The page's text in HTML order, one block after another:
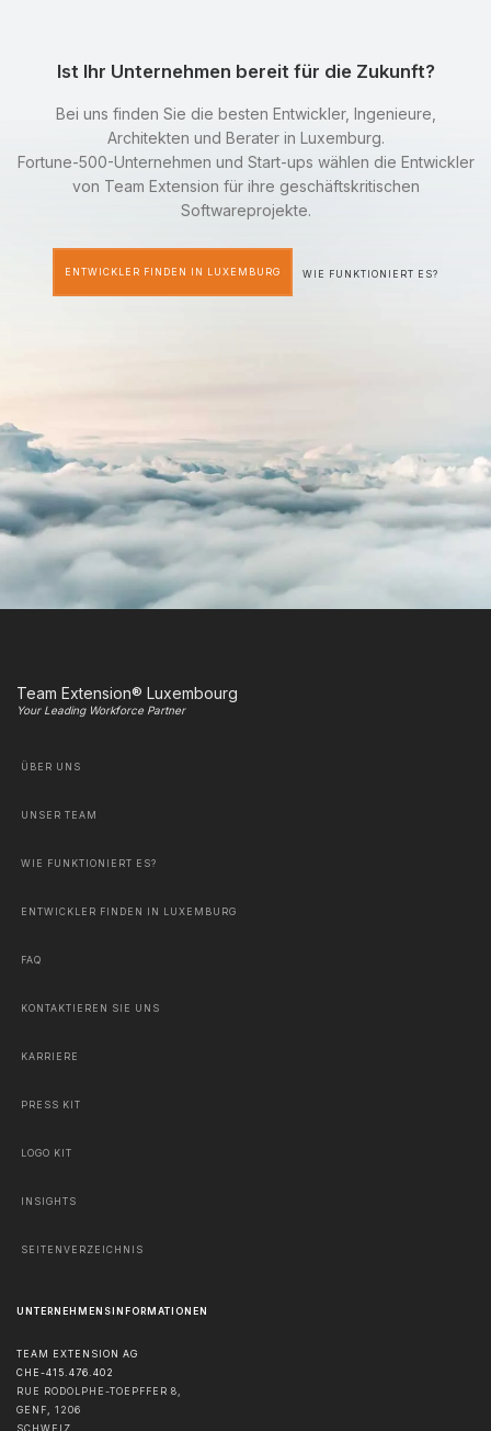
Ist Ihr Unternehmen bereit für die Zukunft?
Bei uns finden Sie die besten Entwickler, Ingenieure,
Architekten und Berater in Luxemburg.
Fortune-500-Unternehmen und Start-ups wählen die Entwickler
von Team Extension für ihre geschäftskritischen
Softwareprojekte.
ENTWICKLER FINDEN IN LUXEMBURG WIE FUNKTIONIERT ES?
Team Extension® Luxembourg
Your Leading Workforce Partner
ÜBER UNS
UNSER TEAM
WIE FUNKTIONIERT ES?
ENTWICKLER FINDEN IN LUXEMBURG
FAQ
KONTAKTIEREN SIE UNS
KARRIERE
PRESS KIT
LOGO KIT
INSIGHTS
SEITENVERZEICHNIS
UNTERNEHMENSINFORMATIONEN
TEAM EXTENSION AG
CHE-415.476.402
RUE RODOLPHE-TOEPFFER 8,
GENF, 1206